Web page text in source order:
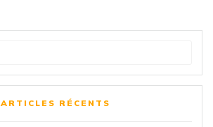
:
ARTICLES RÉCENTS